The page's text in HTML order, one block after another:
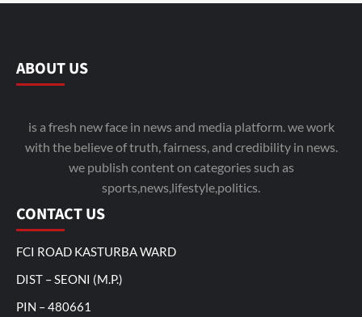
ABOUT US
is a fresh new face in news and media platform. we work
with the believe of truth, fairness, and credibility in news.
we publish content on categories such as
sports,news,lifestyle,politics.
CONTACT US
FCI ROAD KASTURBA WARD
DIST – SEONI (M.P.)
PIN – 480661